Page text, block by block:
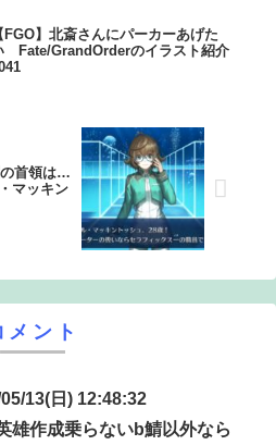
FGO】北斎さんにパーカーあげた
Fate/GrandOrderのイラスト紹介
の首領は…
マッキン
メント
13(日) 12:48:32
雄作成乗らないb鯖以外なら